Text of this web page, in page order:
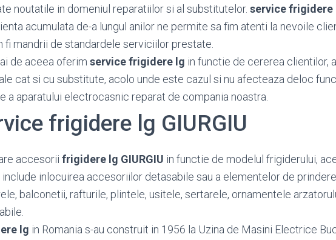
noutatile in domeniul reparatiilor si al substitutelor. service frigidere
acumulata de-a lungul anilor ne permite sa fim atenti la nevoile
fi mandrii de standardele serviciilor prestate.
de aceea oferim service frigidere lg in functie de cererea clientilor,
cat si cu substitute, acolo unde este cazul si nu afecteaza deloc
a aparatului electrocasnic reparat de compania noastra.
frigidere lg GIURGIU
accesorii frigidere lg GIURGIU in functie de modelul frigiderului,
include inlocuirea accesoriilor detasabile sau a elementelor de
balconetii, rafturile, plintele, usitele, sertarele, ornamentele
lg in Romania s-au construit in 1956 la Uzina de Masini Electrice